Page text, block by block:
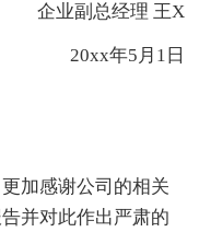
企业副总经理 王X
20xx年5月1日
加感谢公司的相关
并对此作出严肃的